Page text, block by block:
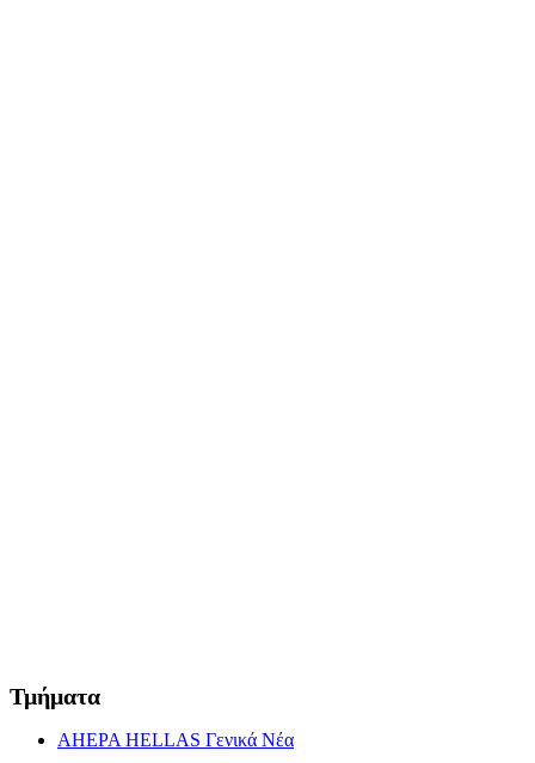
Τμήματα
AHEPA HELLAS Γενικά Νέα